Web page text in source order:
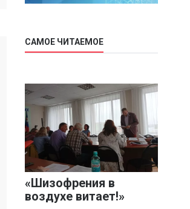
САМОЕ ЧИТАЕМОЕ
«Шизофрения в
воздухе витает!»